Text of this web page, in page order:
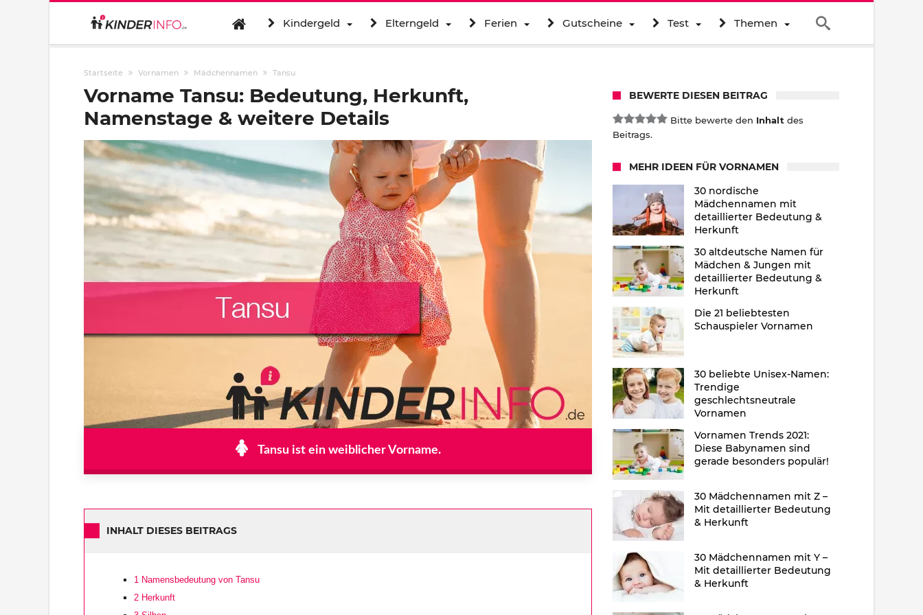
Kindergeld Elterngeld Ferien Gutscheine Test Themen
Startseite Vornamen Mädchennamen Tansu
Vorname Tansu: Bedeutung, Herkunft,
Namenstage & weitere Details
Tansu ist ein weiblicher Vorname.
INHALT DIESES BEITRAGS
1 Namensbedeutung von Tansu
2 Herkunft
BEWERTE DIESEN BEITRAG
Bitte bewerte den Inhalt des
Beitrags.
MEHR IDEEN FÜR VORNAMEN
30 nordische
Mädchennamen mit
detaillierter Bedeutung &
Herkunft
30 altdeutsche Namen für
Mädchen & Jungen mit
detaillierter Bedeutung &
Herkunft
Die 21 beliebtesten
Schauspieler Vornamen
30 beliebte Unisex-Namen:
Trendige
geschlechtsneutrale
Vornamen
Vornamen Trends 2021:
Diese Babynamen sind
gerade besonders populär!
30 Mädchennamen mit Z –
Mit detaillierter Bedeutung
& Herkunft
30 Mädchennamen mit Y –
Mit detaillierter Bedeutung
& Herkunft